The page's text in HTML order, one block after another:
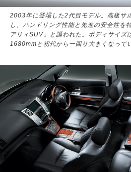
2003年に登場した2代目モデル。高級サ
し、ハンドリング性能と先進の安全性を
アリィSUV」と謳われた。ボディサイ
1680mmと初代から一回り大きくなって